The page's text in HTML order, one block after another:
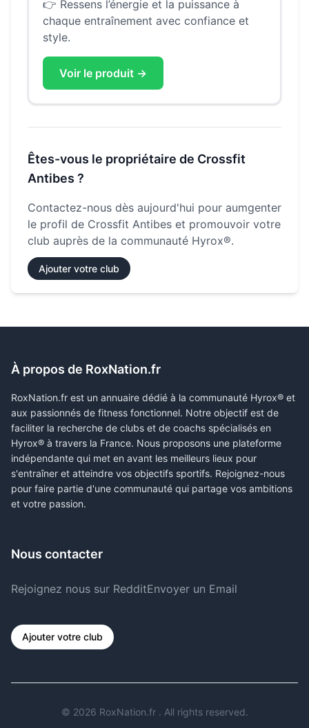
👉 Ressens l’énergie et la puissance à
chaque entraînement avec confiance et
style.
Voir le produit →
Êtes-vous le propriétaire de Crossfit
Antibes ?
Contactez-nous dès aujourd'hui pour aumgenter
le profil de Crossfit Antibes et promouvoir votre
club auprès de la communauté Hyrox®.
Ajouter votre club
À propos de RoxNation.fr
RoxNation.fr est un annuaire dédié à la communauté Hyrox® et
aux passionnés de fitness fonctionnel. Notre objectif est de
faciliter la recherche de clubs et de coachs spécialisés en
Hyrox® à travers la France. Nous proposons une plateforme
indépendante qui met en avant les meilleurs lieux pour
s'entraîner et atteindre vos objectifs sportifs. Rejoignez-nous
pour faire partie d'une communauté qui partage vos ambitions
et votre passion.
Nous contacter
Rejoignez nous sur RedditEnvoyer un Email
Ajouter votre club
© 2026 RoxNation.fr . All rights reserved.